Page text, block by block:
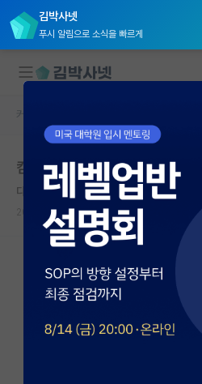
김박사넷
푸시 알림으로 소식을 빠르게
대학원생 모집
국내대학원 정보
연구실&오픈랩
커뮤니티
커뮤니티 홈
전체글보기
베스트 게시판
커뮤니티 홈
컴퓨터 비전 세부 분야
다정한 제인 오스틴
2024.08.23 0 2011